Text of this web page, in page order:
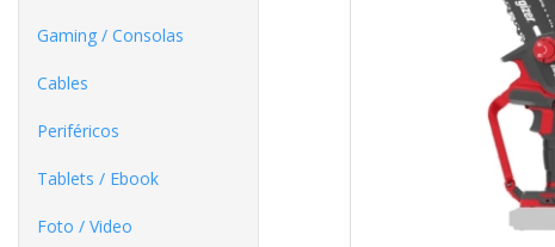
Gaming / Consolas
Cables
Periféricos
Tablets / Ebook
Foto / Video